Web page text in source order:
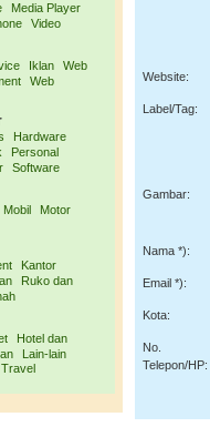
Media Player
Video
Iklan
Web
Web
Hardware
Personal
Software
Mobil
Motor
Kantor
Ruko dan
Hotel dan
Lain-lain
Website:
Label/Tag:
Gambar:
Nama *):
Email *):
Kota:
No.
Telepon/HP: